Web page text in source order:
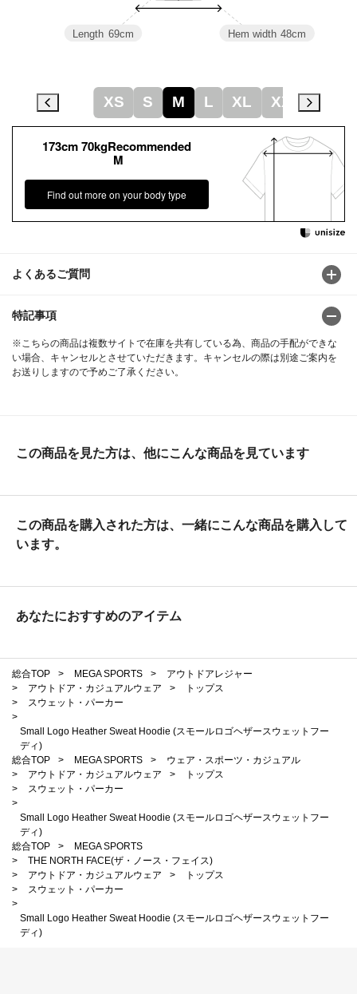
よくあるご質問
特記事項
※こちらの商品は複数サイトで在庫を共有している為、商品の手配ができな
い場合、キャンセルとさせていただきます。キャンセルの際は別途ご案内を
お送りしますので予めご了承ください。
173cm 70kgRecommended
M
Find out more on your body type
Hem width 48cm
Length 69cm
XS S M L XL XXL
この商品を見た方は、他にこんな商品を見ています
この商品を購入された方は、一緒にこんな商品を購入して
います。
あなたにおすすめのアイテム
総合TOP > MEGA SPORTS >
アウトドアレジャー
>
アウトドア・カジュアルウェア >
トップス
>
スウェット・パーカー
>
Small Logo Heather Sweat Hoodie (スモールロゴヘザースウェットフー
ディ)
総合TOP
> MEGA SPORTS >
ウェア・スポーツ・カジュアル
>
アウトドア・カジュアルウェア >
トップス
>
スウェット・パーカー
>
Small Logo Heather Sweat Hoodie (スモールロゴヘザースウェットフー
ディ)
総合TOP
>
MEGA SPORTS
>
THE NORTH FACE(ザ・ノース・フェイス)
>
アウトドア・カジュアルウェア >
トップス
>
スウェット・パーカー
>
Small Logo Heather Sweat Hoodie (スモールロゴヘザースウェットフー
ディ)